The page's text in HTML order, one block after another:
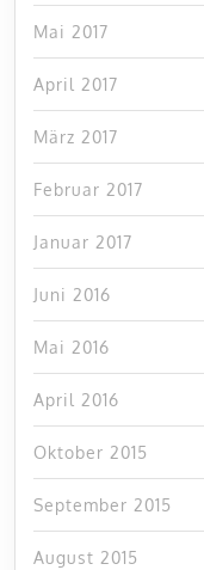
Mai 2017
April 2017
März 2017
Februar 2017
Januar 2017
Juni 2016
Mai 2016
April 2016
Oktober 2015
September 2015
August 2015